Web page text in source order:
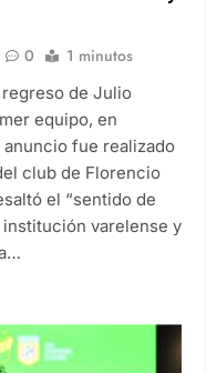
0 1 minutos
de Julio
equipo, en
anuncio fue realizado
club de Florencio
el “sentido de
varelense y